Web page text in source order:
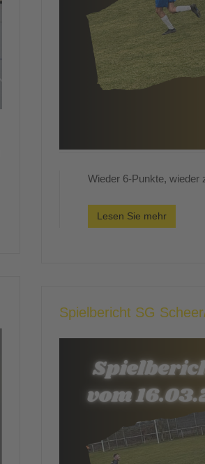
Wieder 6-Punkte, wieder
Lesen Sie mehr
Spielbericht SG